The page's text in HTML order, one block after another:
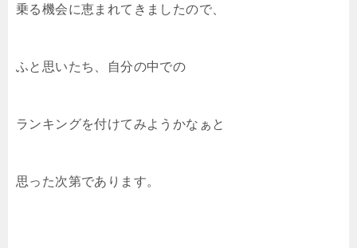
乗る機会に恵まれてきましたので、
ふと思いたち、自分の中での
ランキングを付けてみようかなぁと
思った次第であります。